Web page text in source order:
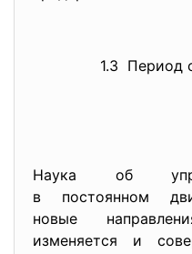
1.3 Период
Наука об
в постоянном
новые
изменяется и